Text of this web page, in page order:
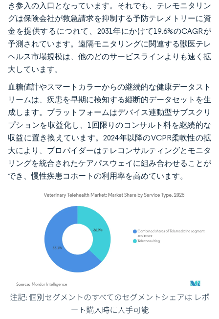
き参入の入口となっています。それでも、テレモニタリン
グは保険会社が救急請求を抑制する予防テレメトリーに資
金を提供するにつれて、2031年にかけて19.6%のCAGRが
予測されています。遠隔モニタリングに関連する獣医テレ
ヘルス市場規模は、他のどのサービスラインよりも速く拡
大しています。
血糖値計やスマートカラーからの継続的な健康データスト
リームは、疾患を早期に検知する縦断的データセットを生
成します。プラットフォームはデバイス連動型サブスクリ
プションを収益化し、1回限りのコンサルト料を継続的な
収益に置き換えています。2024年以降のVCPR柔軟性の拡
大により、プロバイダーはテレコンサルティングとモニタ
リングを統合されたケアパスウェイに組み合わせることが
でき、慢性疾患コホートの利用率を高めています。
画像 © Mordor Intelligence。再利用にはCC BY 4.0の表示が必要です。